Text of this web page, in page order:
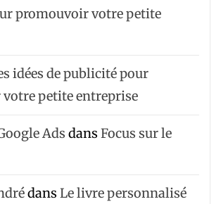
promouvoir votre petite
idées de publicité pour
petite entreprise
Ads dans Focus sur le
dans Le livre personnalisé